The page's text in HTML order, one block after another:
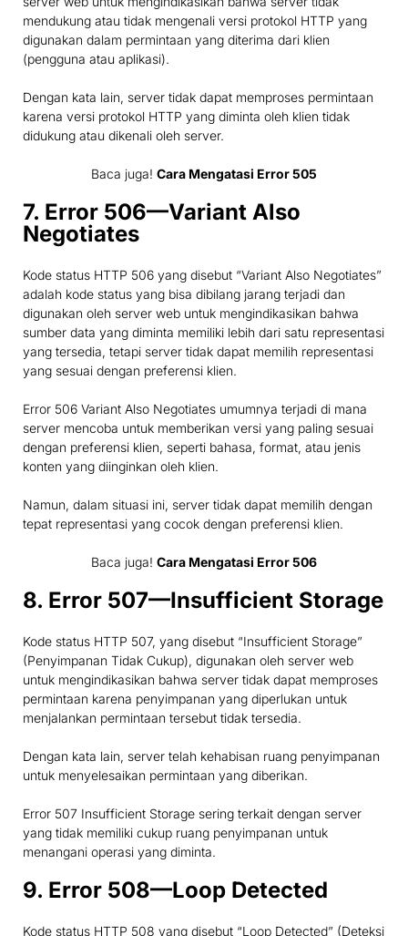
mendukung atau tidak mengenali versi protokol HTTP yang
digunakan dalam permintaan yang diterima dari klien
(pengguna atau aplikasi).
Dengan kata lain, server tidak dapat memproses permintaan
karena versi protokol HTTP yang diminta oleh klien tidak
didukung atau dikenali oleh server.
Baca juga! Cara Mengatasi Error 505
7. Error 506—Variant Also
Negotiates
Kode status HTTP 506 yang disebut “Variant Also Negotiates”
adalah kode status yang bisa dibilang jarang terjadi dan
digunakan oleh server web untuk mengindikasikan bahwa
sumber data yang diminta memiliki lebih dari satu representasi
yang tersedia, tetapi server tidak dapat memilih representasi
yang sesuai dengan preferensi klien.
Error 506 Variant Also Negotiates umumnya terjadi di mana
server mencoba untuk memberikan versi yang paling sesuai
dengan preferensi klien, seperti bahasa, format, atau jenis
konten yang diinginkan oleh klien.
Namun, dalam situasi ini, server tidak dapat memilih dengan
tepat representasi yang cocok dengan preferensi klien.
Baca juga! Cara Mengatasi Error 506
8. Error 507—Insufficient Storage
Kode status HTTP 507, yang disebut “Insufficient Storage”
(Penyimpanan Tidak Cukup), digunakan oleh server web
untuk mengindikasikan bahwa server tidak dapat memproses
permintaan karena penyimpanan yang diperlukan untuk
menjalankan permintaan tersebut tidak tersedia.
Dengan kata lain, server telah kehabisan ruang penyimpanan
untuk menyelesaikan permintaan yang diberikan.
Error 507 Insufficient Storage sering terkait dengan server
yang tidak memiliki cukup ruang penyimpanan untuk
menangani operasi yang diminta.
9. Error 508—Loop Detected
Kode status HTTP 508 yang disebut “Loop Detected” (Deteksi